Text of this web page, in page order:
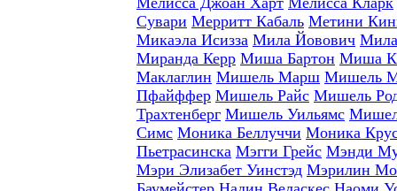
Сувари Мерритт Кабаль Метини
Микаэла Исизза Мила Йовович
Миранда Керр Миша Бартон Миша
Маклаглин Мишель Марш Мишель
Пфайффер Мишель Райс Мишель
Трахтенберг Мишель Уильямс
Симс Моника Беллуччи Моника
Пьетрасинска Мэгги Грейс Мэнди
Мэри Элизабет Уинстэд Мэрилин